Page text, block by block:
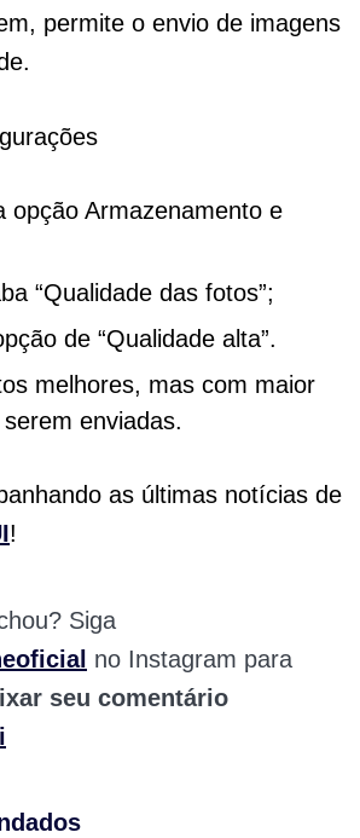
permite o envio de imagens
opção Armazenamento e
“Qualidade das fotos”;
de “Qualidade alta”.
melhores, mas com maior
enviadas.
as últimas notícias de
!
Siga
no Instagram para
seu comentário